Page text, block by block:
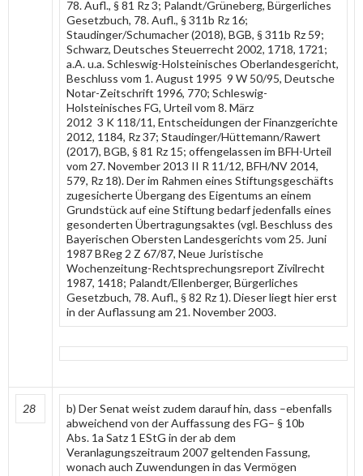
78. Aufl., § 81 Rz 3; Palandt/Grüneberg, Bürgerliches
Gesetzbuch, 78. Aufl., § 311b Rz 16;
Staudinger/Schumacher (2018), BGB, § 311b Rz 59;
Schwarz, Deutsches Steuerrecht 2002, 1718, 1721;
a.A. u.a. Schleswig-Holsteinisches Oberlandesgericht,
Beschluss vom 1. August 1995 9 W 50/95, Deutsche
Notar-Zeitschrift 1996, 770; Schleswig-
Holsteinisches FG, Urteil vom 8. März
2012 3 K 118/11, Entscheidungen der Finanzgerichte
2012, 1184, Rz 37; Staudinger/Hüttemann/Rawert
(2017), BGB, § 81 Rz 15; offengelassen im BFH-Urteil
vom 27. November 2013 II R 11/12, BFH/NV 2014,
579, Rz 18). Der im Rahmen eines Stiftungsgeschäfts
zugesicherte Übergang des Eigentums an einem
Grundstück auf eine Stiftung bedarf jedenfalls eines
gesonderten Übertragungsaktes (vgl. Beschluss des
Bayerischen Obersten Landesgerichts vom 25. Juni
1987 BReg 2 Z 67/87, Neue Juristische
Wochenzeitung-Rechtsprechungsreport Zivilrecht
1987, 1418; Palandt/Ellenberger, Bürgerliches
Gesetzbuch, 78. Aufl., § 82 Rz 1). Dieser liegt hier erst
in der Auflassung am 21. November 2003.
28
b) Der Senat weist zudem darauf hin, dass –ebenfalls
abweichend von der Auffassung des FG– § 10b
Abs. 1a Satz 1 EStG in der ab dem
Veranlagungszeitraum 2007 geltenden Fassung,
wonach auch Zuwendungen in das Vermögen